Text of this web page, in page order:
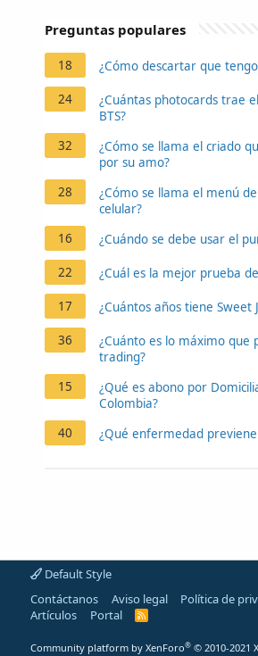
Preguntas populares
18 ¿Cómo descartar que
24
¿Cuántas photocards trae
BTS?
32
¿Cómo se llama el criado
por su amo?
28
¿Cómo se llama el menú
celular?
16
¿Cuándo se debe usar el
22 ¿Cuál es la mejor prueba
17 ¿Cuántos años tiene Sweet
36
¿Cuánto es lo máximo que
trading?
15
¿Qué es abono por
Colombia?
40
¿Qué enfermedad
Default Style
Contáctanos
Aviso legal Política de
Artículos
Portal
R
Community platform by XenForo® © 2010-2021